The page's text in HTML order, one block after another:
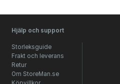
Hjälp och support
Storleksguide
Frakt och leverans
Retur
Om StoreMan.se